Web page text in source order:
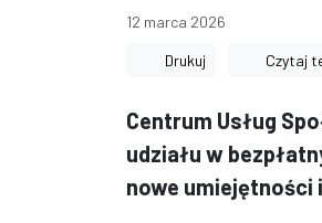
12 marca 2026
Drukuj Czytaj
Centrum Usług
udziału w
nowe umiejętności